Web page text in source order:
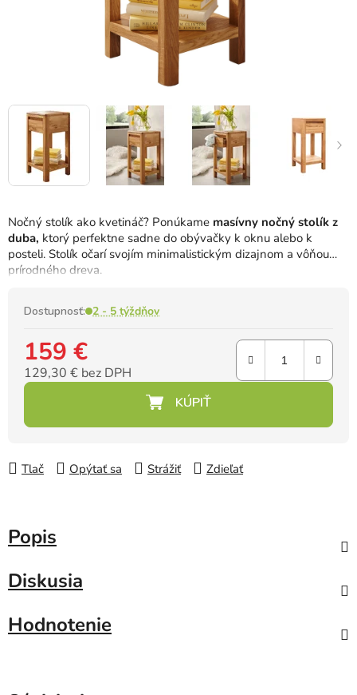
Nočný stolík ako kvetináč? Ponúkame masívny nočný stolík z
duba, ktorý perfektne sadne do obývačky k oknu alebo k
posteli. Stolík očarí svojím minimalistickým dizajnom a vôňou
prírodného dreva.
Dostupnosť: 2 - 5 týždňov
159 €
129,30 € bez DPH
Tlač Opýtať sa Strážiť Zdieľať
Popis
Diskusia
Hodnotenie